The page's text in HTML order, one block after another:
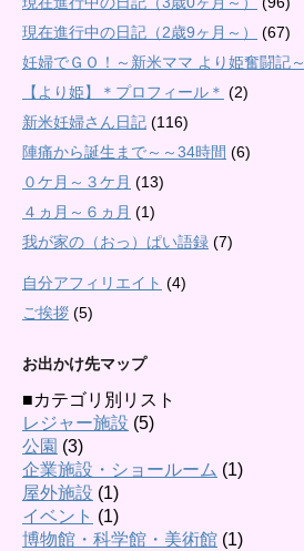
現在進行中の日記（2歳9ヶ月～）
(67)
妊婦でＧＯ！～新米ママ より姫奮闘記～
【より姫】＊プロフィール＊ (2)
新米妊婦さん日記 (116)
陣痛から誕生まで～～34時間 (6)
０ケ月～３ケ月 (13)
４ヵ月～６ヵ月 (1)
我が家の（おっ）ぱい語録 (7)
自分アフィリエイト (4)
ご挨拶 (5)
お出かけ先マップ
■カテゴリ別リスト
レジャー施設 (5)
公園 (3)
企業施設・ショールーム (1)
屋外施設 (1)
イベント (1)
博物館・科学館・美術館 (1)